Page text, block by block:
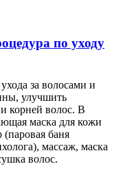
по уходу
за волосами и
улучшить
корней волос. В
маска для кожи
баня
массаж, маска
волос.